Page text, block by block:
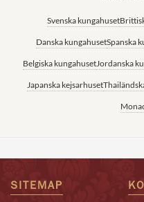
Svenska kungahuset
Danska kungahusetSpanska
Belgiska kungahusetJordanska
Japanska kejsarhuset
SITEMAP